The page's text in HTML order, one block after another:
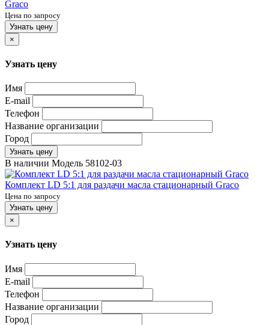
Graco
Цена по запросу
Узнать цену
×
Узнать цену
Имя
E-mail
Телефон
Название организации
Город
Узнать цену
В наличии Модель 58102-03
Комплект LD 5:1 для раздачи масла стационарный Graco
Цена по запросу
Узнать цену
×
Узнать цену
Имя
E-mail
Телефон
Название организации
Город